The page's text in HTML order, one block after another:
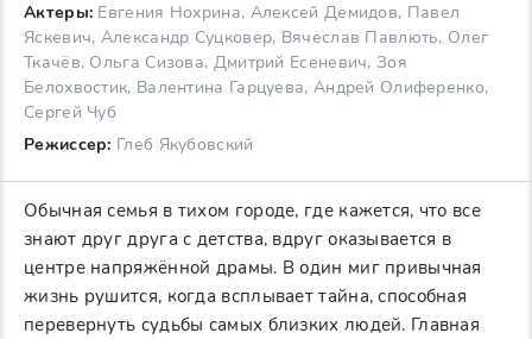
Актеры: Евгения Нохрина, Алексей Демидов, Павел
Яскевич, Александр Суцковер, Вячеслав Павлють, Олег
Ткачёв, Ольга Сизова, Дмитрий Есеневич, Зоя
Белохвостик, Валентина Гарцуева, Андрей Олиференко,
Сергей Чуб
Режиссер: Глеб Якубовский
Обычная семья в тихом городе, где кажется, что все
знают друг друга с детства, вдруг оказывается в
центре напряжённой драмы. В один миг привычная
жизнь рушится, когда всплывает тайна, способная
перевернуть судьбы самых близких людей. Главная